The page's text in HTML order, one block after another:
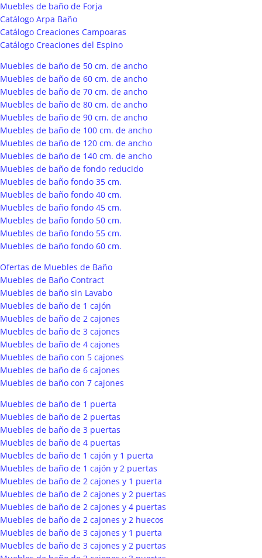
Muebles de baño de Forja
Catálogo Arpa Baño
Catálogo Creaciones Campoaras
Catálogo Creaciones del Espino
Muebles de baño de 50 cm. de ancho
Muebles de baño de 60 cm. de ancho
Muebles de baño de 70 cm. de ancho
Muebles de baño de 80 cm. de ancho
Muebles de baño de 90 cm. de ancho
Muebles de baño de 100 cm. de ancho
Muebles de baño de 120 cm. de ancho
Muebles de baño de 140 cm. de ancho
Muebles de baño de fondo reducido
Muebles de baño fondo 35 cm.
Muebles de baño fondo 40 cm.
Muebles de baño fondo 45 cm.
Muebles de baño fondo 50 cm.
Muebles de baño fondo 55 cm.
Muebles de baño fondo 60 cm.
Ofertas de Muebles de Baño
Muebles de Baño Contract
Muebles de baño sin Lavabo
Muebles de baño de 1 cajón
Muebles de baño de 2 cajones
Muebles de baño de 3 cajones
Muebles de baño de 4 cajones
Muebles de baño con 5 cajones
Muebles de baño de 6 cajones
Muebles de baño con 7 cajones
Muebles de baño de 1 puerta
Muebles de baño de 2 puertas
Muebles de baño de 3 puertas
Muebles de baño de 4 puertas
Muebles de baño de 1 cajón y 1 puerta
Muebles de baño de 1 cajón y 2 puertas
Muebles de baño de 2 cajones y 1 puerta
Muebles de baño de 2 cajones y 2 puertas
Muebles de baño de 2 cajones y 4 puertas
Muebles de baño de 2 cajones y 2 huecos
Muebles de baño de 3 cajones y 1 puerta
Muebles de baño de 3 cajones y 2 puertas